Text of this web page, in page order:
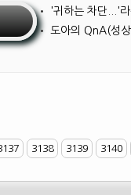
• '귀하는 차단...'
• 도아의 QnA(성
3138 3139 3140